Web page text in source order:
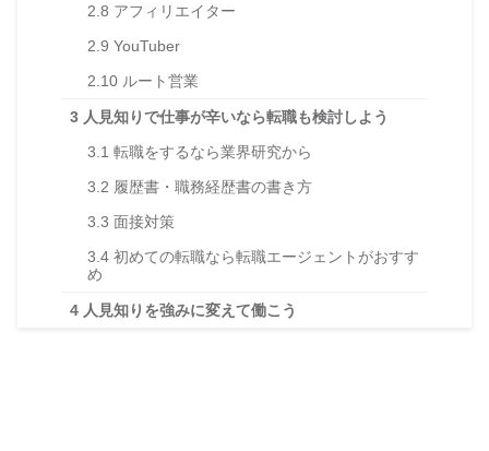
2.8 アフィリエイター
2.9 YouTuber
2.10 ルート営業
3 人見知りで仕事が辛いなら転職も検討しよう
3.1 転職をするなら業界研究から
3.2 履歴書・職務経歴書の書き方
3.3 面接対策
3.4 初めての転職なら転職エージェントがおすす
め
4 人見知りを強みに変えて働こう